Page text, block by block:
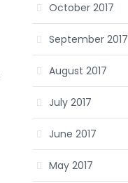
October 2017
September 2017
August 2017
July 2017
June 2017
May 2017